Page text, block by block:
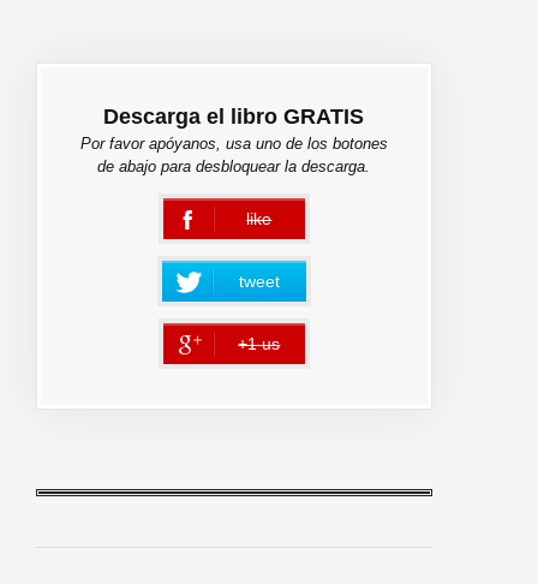
Descarga el libro GRATIS
Por favor apóyanos, usa uno de los botones
de abajo para desbloquear la descarga.
like
error
tweet
+1 us
error